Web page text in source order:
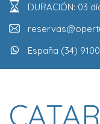
DURACIÓN: 03
España (34)